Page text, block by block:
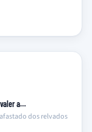
valer a…
dos relvados